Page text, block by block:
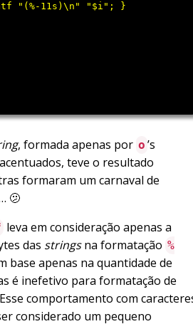
"(%-11s)\n" "$i"; }
, formada apenas por o ’s
teve o resultado
formaram um carnaval de
🫤
leva em consideração apenas a
das stringsna formatação %
base apenas na quantidade de
é inefetivo para formatação de
comportamento com
considerado um pequeno